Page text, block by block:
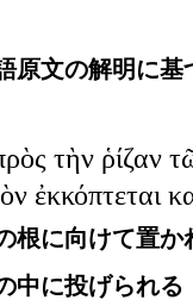
文の解明に基
τὴν ῥίζαν
ἐκκόπτεται
根に向けて置
中に投げられる